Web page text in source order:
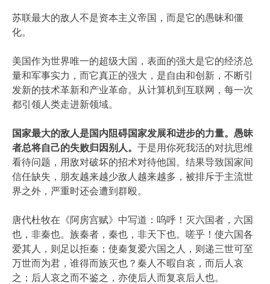
苏联最大的敌人不是资本主义帝国，而是它的愚昧和僵
化。
美国作为世界唯一的超级大国，表面的强大是它的经济总
量和军事实力，而它真正的强大，是自由和创新，不断引
发新的技术革新和产业革命。从计算机到互联网，每一次
都引领人类走进新领域。
国家最大的敌人是国内阻碍国家发展和进步的力量。愚昧
者总将自己的失败归因别人。 于是用你死我活的对抗思维
看待问题，用敌对破坏的招术对待他国。结果导致国家间
信任缺失，朋友越来越少敌人越来越多，被排斥于主流世
界之外，严重时还会遭到群殴。
唐代杜牧在《阿房宫赋》中写道：呜呼！灭六国者，六国
也，非秦也。族秦者，秦也，非天下也。嗟乎！使六国各
爱其人，则足以拒秦；使秦复爱六国之人，则递三世可至
万世而为君，谁得而族灭也？秦人不暇自哀，而后人哀
之；后人哀之而不鉴之，亦使后人而复哀后人也。